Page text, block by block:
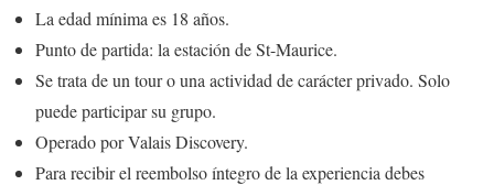
La edad mínima es 18 años.
Punto de partida: la estación de St-Maurice.
Se trata de un tour o una actividad de carácter privado. Solo
puede participar su grupo.
Operado por Valais Discovery.
Para recibir el reembolso íntegro de la experiencia debes